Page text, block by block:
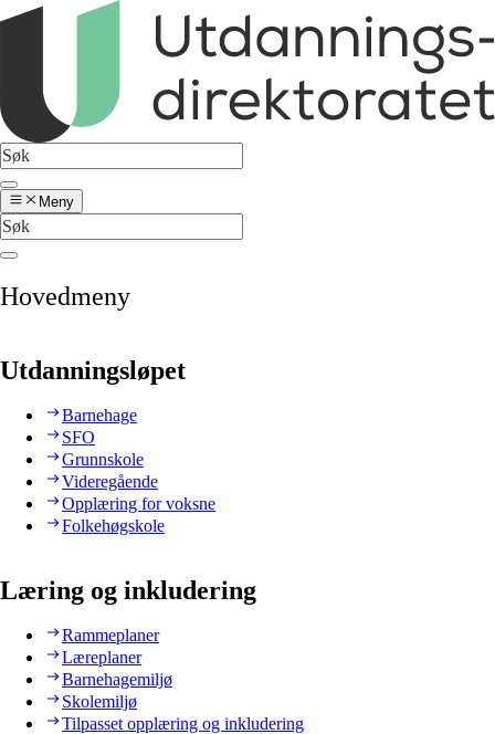
Meny
Hovedmeny
Utdanningsløpet
Barnehage
SFO
Grunnskole
Videregående
Opplæring for voksne
Folkehøgskole
Læring og inkludering
Rammeplaner
Læreplaner
Barnehagemiljø
Skolemiljø
Tilpasset opplæring og inkludering